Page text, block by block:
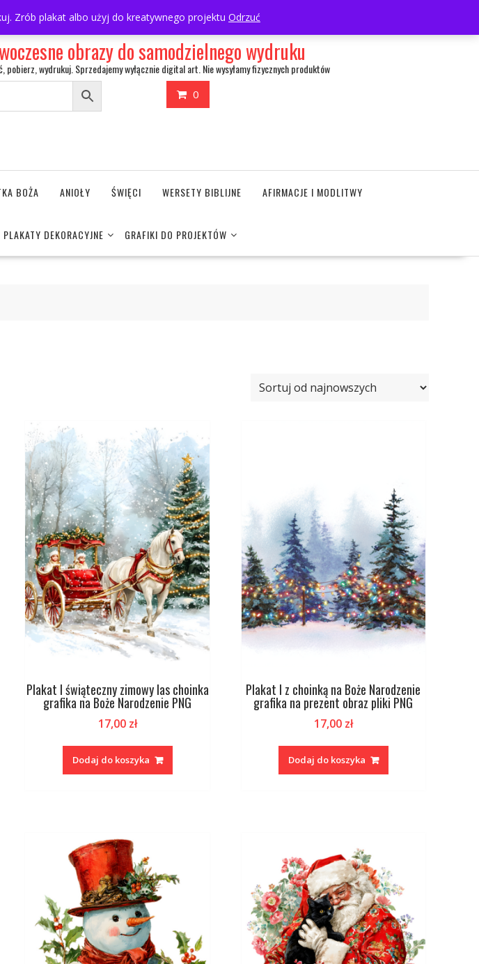
Zrób plakat albo użyj do kreatywnego projektu Odrzuć
obrazy do samodzielnego wydruku
wydrukuj. Sprzedajemy wyłącznie digital art. Nie wysyłamy fizycznych produktów
0
BOŻA ANIOŁY ŚWIĘCI WERSETY BIBLIJNE AFIRMACJE I MODLITWY
PLAKATY DEKORACYJNE GRAFIKI DO PROJEKTÓW
Plakat I świąteczny zimowy las choinka
grafika na Boże Narodzenie PNG
17,00 zł
Dodaj do koszyka
Plakat I z choinką na Boże Narodzenie
grafika na prezent obraz pliki PNG
17,00 zł
Dodaj do koszyka